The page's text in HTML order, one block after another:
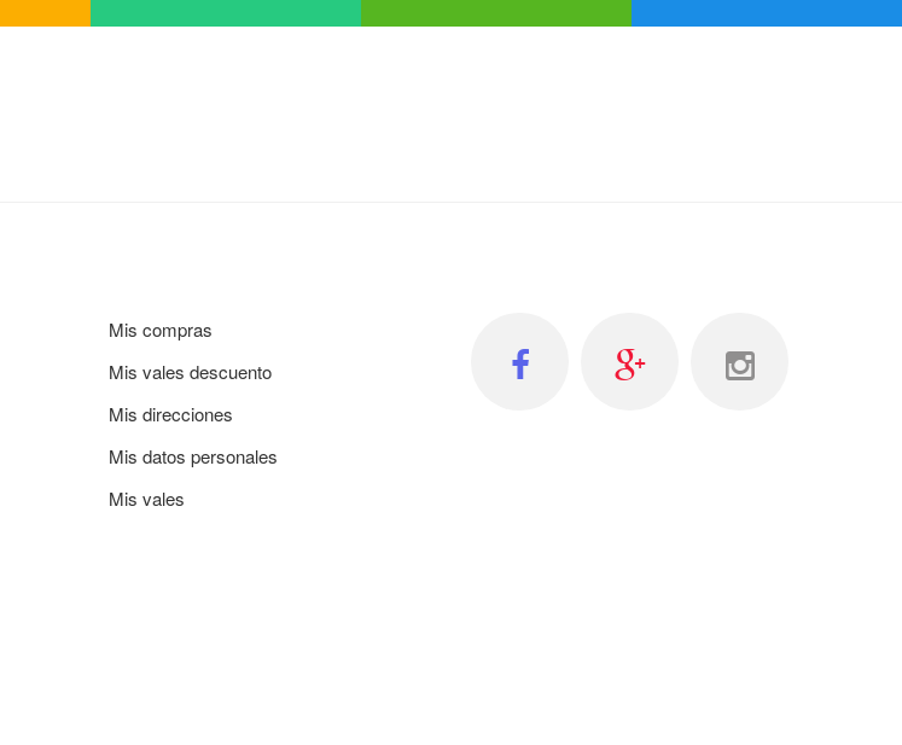
Mis compras
Mis vales descuento
Mis direcciones
Mis datos personales
Mis vales